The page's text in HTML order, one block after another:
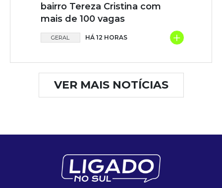
bairro Tereza Cristina com
mais de 100 vagas
GERAL HÁ 12 HORAS +
VER MAIS NOTÍCIAS